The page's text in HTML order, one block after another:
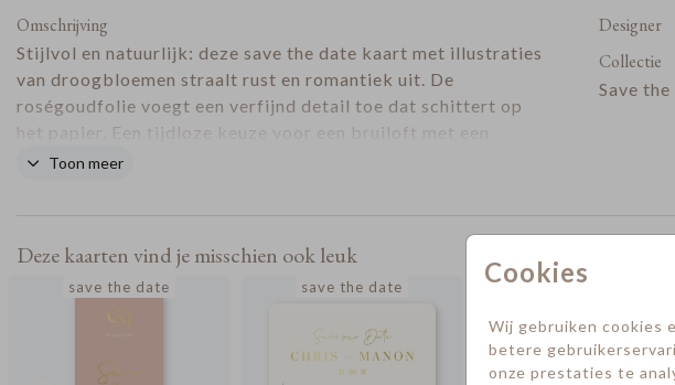
Cookies
Wij gebruiken cookies
betere
onze prestaties te
Omschrijving
Stijlvol en natuurlijk: deze save the date kaart met illustraties
van droogbloemen straalt rust en romantiek uit. De
roségoudfolie voegt een verfijnd detail toe dat schittert op
het papier. Een tijdloze keuze voor een bruiloft met een
zachte, boho uitstraling. Verstuur jullie datum in stijl.
Toon meer
Designer
Collectie
Save
Deze kaarten vind je misschien ook leuk
save the date save the date Save the date